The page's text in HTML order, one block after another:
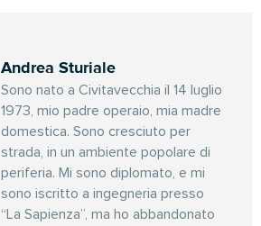
Andrea Sturiale
Sono nato a Civitavecchia il 14 luglio
1973, mio padre operaio, mia madre
domestica. Sono cresciuto per
strada, in un ambiente popolare di
periferia. Mi sono diplomato, e mi
sono iscritto a ingegneria presso
“La Sapienza”, ma ho abbandonato